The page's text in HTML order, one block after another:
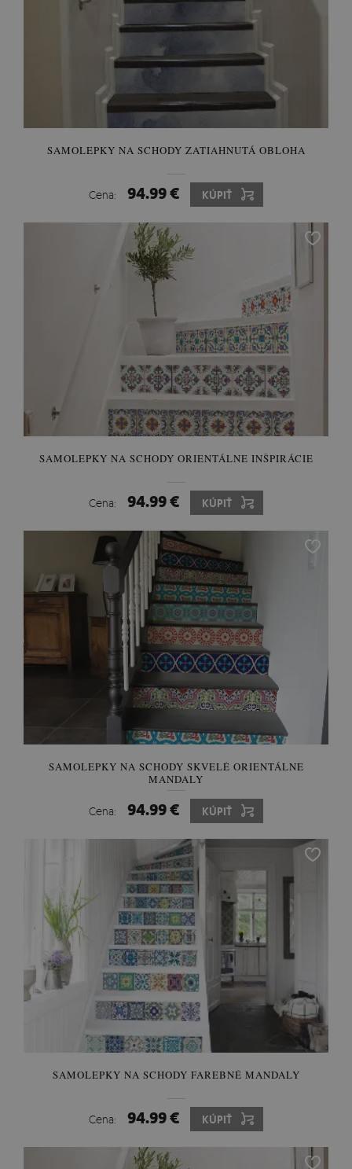
SAMOLEPKY NA SCHODY ZATIAHNUTÁ OBLOHA
Cena: 94.99 € KÚPIŤ
SAMOLEPKY NA SCHODY ORIENTÁLNE INŠPIRÁCIE
Cena: 94.99 € KÚPIŤ
SAMOLEPKY NA SCHODY SKVELÉ ORIENTÁLNE
MANDALY
Cena: 94.99 € KÚPIŤ
SAMOLEPKY NA SCHODY FAREBNÉ MANDALY
Cena: 94.99 € KÚPIŤ